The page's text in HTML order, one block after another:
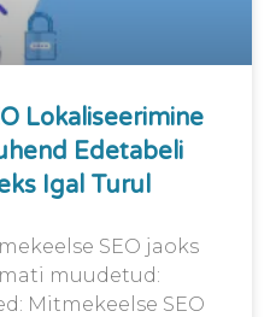
Lokaliseerimine
Edetabeli
Igal Turul
SEO jaoks
muudetud:
Mitmekeelse SEO